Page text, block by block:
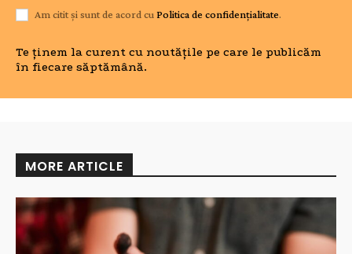
Am citit și sunt de acord cuPolitica de confidențialitate.
Te ținem la curent cu noutățile pe care le publicăm
în fiecare săptămână.
MORE ARTICLE